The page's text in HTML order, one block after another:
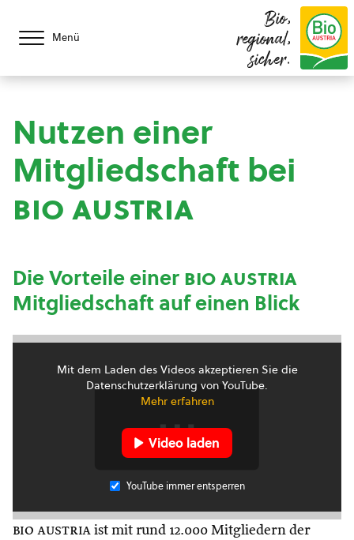
Menü
Bio,
regional,
sicher.
Nutzen einer
Mitgliedschaft bei
bio austria
Die Vorteile einerbio austria
Mitgliedschaft auf einen Blick
Mit dem Laden des Videos akzeptieren Sie die
Datenschutzerklärung von YouTube.
Mehr erfahren
Video laden
YouTube immer entsperren
bio austria ist mit rund 12.000 Mitgliedern der